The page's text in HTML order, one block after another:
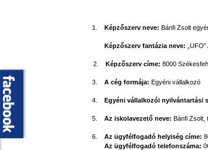
1. Képzőszerv neve: Bánfi Zsolt
Képzőszerv fantázia neve:
2. Képzőszerv címe: 8000
3. A cég formája: Egyéni vállalkozó
4. Egyéni vállalkozói nyilvántartási
5. Az iskolavezető neve: Bánfi Zsolt,
6. Az ügyfélfogadó helyiség címe:
Az ügyfélfogadó telefonszáma: